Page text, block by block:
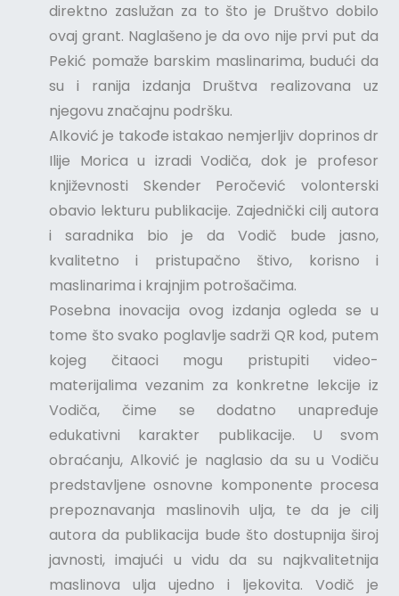
direktno zaslužan za to što je Društvo dobilo
ovaj grant. Naglašeno je da ovo nije prvi put da
Pekić pomaže barskim maslinarima, budući da
su i ranija izdanja Društva realizovana uz
njegovu značajnu podršku.
Alković je takođe istakao nemjerljiv doprinos dr
Ilije Morica u izradi Vodiča, dok je profesor
književnosti Skender Peročević volonterski
obavio lekturu publikacije. Zajednički cilj autora
i saradnika bio je da Vodič bude jasno,
kvalitetno i pristupačno štivo, korisno i
maslinarima i krajnjim potrošačima.
Posebna inovacija ovog izdanja ogleda se u
tome što svako poglavlje sadrži QR kod, putem
kojeg čitaoci mogu pristupiti video-
materijalima vezanim za konkretne lekcije iz
Vodiča, čime se dodatno unapređuje
edukativni karakter publikacije. U svom
obraćanju, Alković je naglasio da su u Vodiču
predstavljene osnovne komponente procesa
prepoznavanja maslinovih ulja, te da je cilj
autora da publikacija bude što dostupnija široj
javnosti, imajući u vidu da su najkvalitetnija
maslinova ulja ujedno i ljekovita. Vodič je